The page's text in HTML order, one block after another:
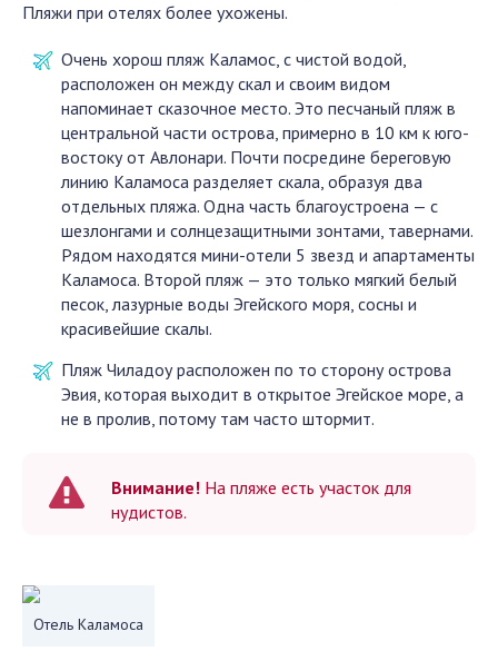
Пляжи при отелях более ухожены.
Очень хорош пляж Каламос, с чистой водой,
расположен он между скал и своим видом
напоминает сказочное место. Это песчаный пляж в
центральной части острова, примерно в 10 км к юго-
востоку от Авлонари. Почти посредине береговую
линию Каламоса разделяет скала, образуя два
отдельных пляжа. Одна часть благоустроена — с
шезлонгами и солнцезащитными зонтами, тавернами.
Рядом находятся мини-отели 5 звезд и апартаменты
Каламоса. Второй пляж — это только мягкий белый
песок, лазурные воды Эгейского моря, сосны и
красивейшие скалы.
Пляж Чиладоу расположен по то сторону острова
Эвия, которая выходит в открытое Эгейское море, а
не в пролив, потому там часто штормит.
Внимание! На пляже есть участок для
нудистов.
Отель Каламоса